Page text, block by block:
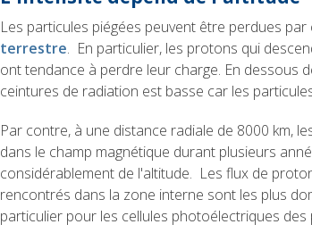
Les particules piégées peuvent être perdues par
terrestre. En particulier, les protons qui
ont tendance à perdre leur charge. En dessous
ceintures de radiation est basse car les
Par contre, à une distance radiale de 8000 km,
dans le champ magnétique durant plusieurs
considérablement de l'altitude. Les flux de
rencontrés dans la zone interne sont les plus
particulier pour les cellules photoélectriques des